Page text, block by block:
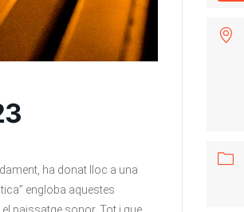
ha donat lloc a una
engloba aquestes